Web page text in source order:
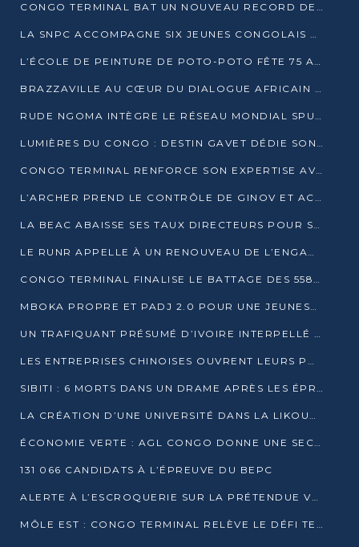
CONGO TERMINAL BAT UN NOUVEAU RECORD DE PRODUCTIVITÉ AU PORT DE POINTE-NOIRE
LA SNPC ACCOMPAGNE SIX JEUNES CONGOLAIS AUX OLYMPIADES PANAFRICAINES DE MATHÉMATIQUES
L’ÉCOLE DE PEINTURE DE POTO-POTO FÊTE 75 ANS AU SERVICE DE L’ART CONGOLAIS
BRAZZAVILLE AU CŒUR DU DIALOGUE AFRICAIN SUR LES OBJECTIFS DE DÉVELOPPEMENT DURABLE
RUDE NGOMA INTÈGRE LE RÉSEAU MONDIAL SPUTNIK PRO APRÈS UNE FORMATION À MOSCOU
LUMIÈRES DU CONGO : DESTIN GAVET DÉDIE SON PRIX À L’UNITÉ NATIONALE ET À LA JEUNESSE
CONGO TERMINAL RENFORCE SON EXPERTISE AVEC NEUF NOUVEAUX FORMATEURS EN ENGINS PORTUAIRES
L’ARCHER PREND LE CONTRÔLE DE GINOV ET ACCÉLÈRE SON VIRAGE NUMÉRIQUE
LA BEAC ABAISSE SES TAUX DIRECTEURS POUR SOUTENIR LA CROISSANCE EN ZONE CEMAC
LE RUNR APPELLE À UN RENOUVEAU DE L’ENGAGEMENT MILITANT
CONGO TERMINAL FINALISE LE BATTAGE DES 558 PIEUX DU FUTUR QUAI DU MÔLE EST
MBOKA PROPRE ET PADJ 2.0 POUR UNE JEUNESSE PLUS AUTONOME
UN TRAFIQUANT PRÉSUMÉ D’IVOIRE INTERPELLÉ À DOLISIE
LES ENTREPRISES CHINOISES OUVRENT LEURS PORTES AUX JEUNES DIPLÔMÉS
SIBITI : 6 MORTS DANS UN DRAME APRÈS LES ÉPREUVES DU BEPC
LA CRÉATION D’UNE UNIVERSITÉ DANS LA LIKOUALA AU CŒUR D’UNE RÉFLEXION NATIONALE
ÉCONOMIE VERTE : AGL CONGO DONNE UNE SECONDE VIE À SES DÉCHETS INDUSTRIELS
131 066 CANDIDATS À L’ÉPREUVE DU BEPC
ALERTE À L’ESCROQUERIE SUR LA PRÉTENDUE VENTE DE PARCELLES AFAT
MÔLE EST : CONGO TERMINAL RELÈVE LE DÉFI TECHNIQUE DES SABLES BITUMINEUX